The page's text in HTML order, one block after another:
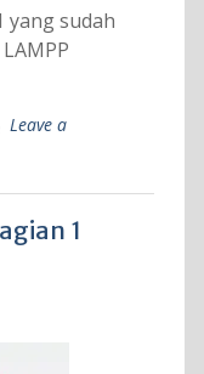
yang sudah
Leave a
1